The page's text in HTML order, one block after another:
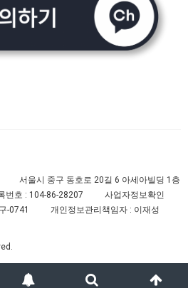
서울시 중구 동호로 20길 6 아세아빌딩 1층
번호 : 104-86-28207
사업자정보확인
-0741
개인정보관리책임자 : 이재성